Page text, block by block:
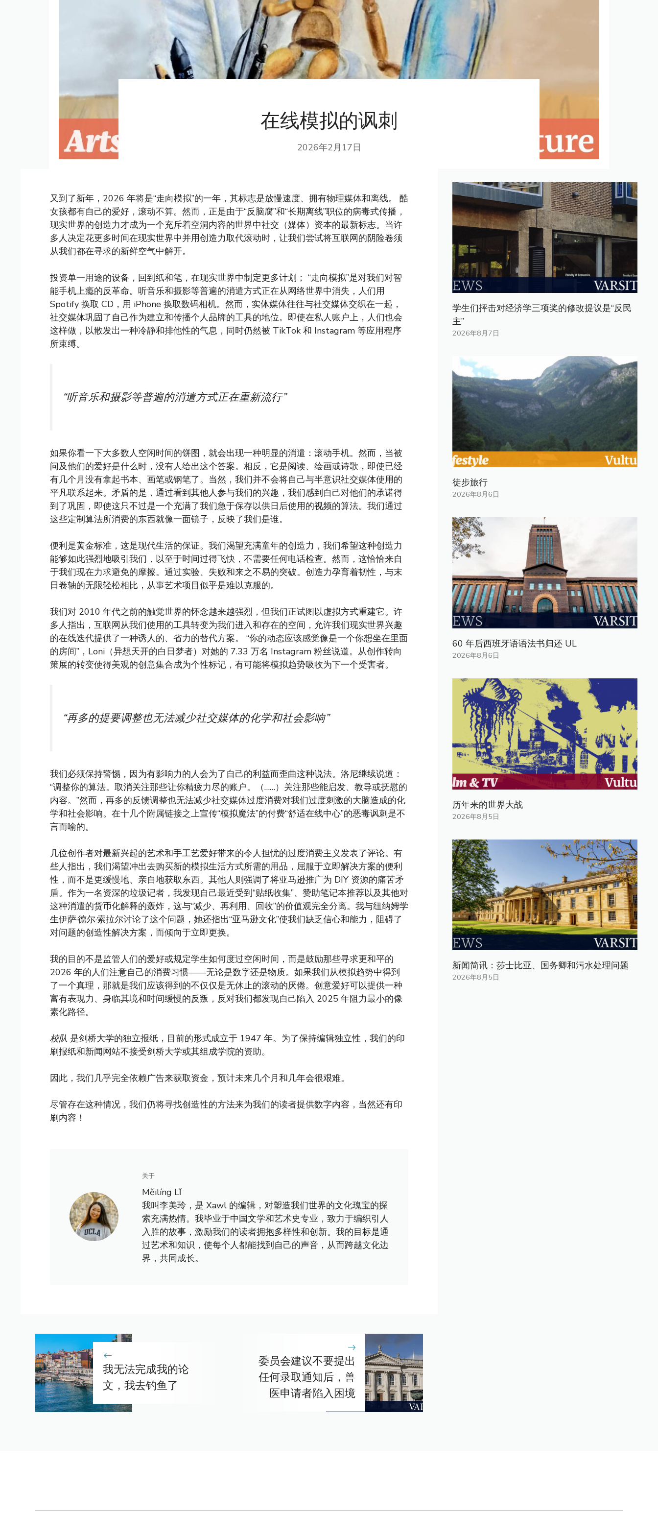
在线模拟的讽刺
2026年2月17日
又到了新年，2026 年将是“走向模拟”的一年，其标志是放慢速度、拥有物理媒体和离线。
酷
女孩都有自己的爱好，滚动不算。然而，正是由于“反脑腐”和“长期离线”职位的病毒式传播，
现实世界的创造力才成为一个充斥着空洞内容的世界中社交（媒体）资本的最新标志。当许
多人决定花更多时间在现实世界中并用创造力取代滚动时，让我们尝试将互联网的阴险卷须
从我们都在寻求的新鲜空气中解开。
投资单一用途的设备，回到纸和笔，在现实世界中制定更多计划； “走向模拟”是对我们对智
能手机上瘾的反革命。听音乐和摄影等普遍的消遣方式正在从网络世界中消失，人们用
Spotify 换取 CD，用 iPhone 换取数码相机。然而，实体媒体往往与社交媒体交织在一起，
社交媒体巩固了自己作为建立和传播个人品牌的工具的地位。即使在私人账户上，人们也会
这样做，以散发出一种冷静和排他性的气息，同时仍然被 TikTok 和 Instagram 等应用程序
所束缚。
“听音乐和摄影等普遍的消遣方式正在重新流行”
如果你看一下大多数人空闲时间的饼图，就会出现一种明显的消遣：滚动手机。然而，当被
问及他们的爱好是什么时，没有人给出这个答案。相反，它是阅读、绘画或诗歌，即使已经
有几个月没有拿起书本、画笔或钢笔了。当然，我们并不会将自己与半意识社交媒体使用的
平凡联系起来。矛盾的是，通过看到其他人参与我们的兴趣，我们感到自己对他们的承诺得
到了巩固，即使这只不过是一个充满了我们急于保存以供日后使用的视频的算法。我们通过
这些定制算法所消费的东西就像一面镜子，反映了我们是谁。
便利是黄金标准，这是现代生活的保证。我们渴望充满童年的创造力，我们希望这种创造力
能够如此强烈地吸引我们，以至于时间过得飞快，不需要任何电话检查。然而，这恰恰来自
于我们现在力求避免的摩擦。通过实验、失败和来之不易的突破。创造力孕育着韧性，与末
日卷轴的无限轻松相比，从事艺术项目似乎是难以克服的。
我们对 2010 年代之前的触觉世界的怀念越来越强烈，但我们正试图以虚拟方式重建它。许
多人指出，互联网从我们使用的工具转变为我们进入和存在的空间，允许我们现实世界兴趣
的在线迭代提供了一种诱人的、省力的替代方案。 “你的动态应该感觉像是一个你想坐在里面
的房间”，Loni（异想天开的白日梦者）对她的 7.33 万名 Instagram 粉丝说道。从创作转向
策展的转变使得美观的创意集合成为个性标记，有可能将模拟趋势吸收为下一个受害者。
“再多的提要调整也无法减少社交媒体的化学和社会影响”
我们必须保持警惕，因为有影响力的人会为了自己的利益而歪曲这种说法。洛尼继续说道：
“调整你的算法。取消关注那些让你精疲力尽的账户。（……）关注那些能启发、教导或抚慰的
内容。”然而，再多的反馈调整也无法减少社交媒体过度消费对我们过度刺激的大脑造成的化
学和社会影响。在十几个附属链接之上宣传“模拟魔法”的付费“舒适在线中心”的恶毒讽刺是不
言而喻的。
几位创作者对最新兴起的艺术和手工艺爱好带来的令人担忧的过度消费主义发表了评论。有
些人指出，我们渴望冲出去购买新的模拟生活方式所需的用品，屈服于立即解决方案的便利
性，而不是更缓慢地、亲自地获取东西。其他人则强调了将亚马逊推广为 DIY 资源的痛苦矛
盾。作为一名资深的垃圾记者，我发现自己最近受到“贴纸收集”、赞助笔记本推荐以及其他对
这种消遣的货币化解释的轰炸，这与“减少、再利用、回收”的价值观完全分离。我与纽纳姆学
生伊萨·德尔·索拉尔讨论了这个问题，她还指出“亚马逊文化”使我们缺乏信心和能力，阻碍了
对问题的创造性解决方案，而倾向于立即更换。
我的目的不是监管人们的爱好或规定学生如何度过空闲时间，而是鼓励那些寻求更和平的
2026 年的人们注意自己的消费习惯——无论是数字还是物质。如果我们从模拟趋势中得到
了一个真理，那就是我们应该得到的不仅仅是无休止的滚动的厌倦。创意爱好可以提供一种
富有表现力、身临其境和时间缓慢的反叛，反对我们都发现自己陷入 2025 年阻力最小的像
素化路径。
校队 是剑桥大学的独立报纸，目前的形式成立于 1947 年。为了保持编辑独立性，我们的印
刷报纸和新闻网站不接受剑桥大学或其组成学院的资助。
因此，我们几乎完全依赖广告来获取资金，预计未来几个月和几年会很艰难。
尽管存在这种情况，我们仍将寻找创造性的方法来为我们的读者提供数字内容，当然还有印
刷内容！
关于
Měilíng Lǐ
我叫李美玲，是 Xawl 的编辑，对塑造我们世界的文化瑰宝的探
索充满热情。我毕业于中国文学和艺术史专业，致力于编织引人
入胜的故事，激励我们的读者拥抱多样性和创新。我的目标是通
过艺术和知识，使每个人都能找到自己的声音，从而跨越文化边
界，共同成长。
我无法完成我的论
文，我去钓鱼了
委员会建议不要提出
任何录取通知后，兽
医申请者陷入困境
学生们抨击对经济学三项奖的修改提议是“反民
主”
2026年8月7日
徒步旅行
2026年8月6日
60 年后西班牙语语法书归还 UL
2026年8月6日
历年来的世界大战
2026年8月5日
新闻简讯：莎士比亚、国务卿和污水处理问题
2026年8月5日